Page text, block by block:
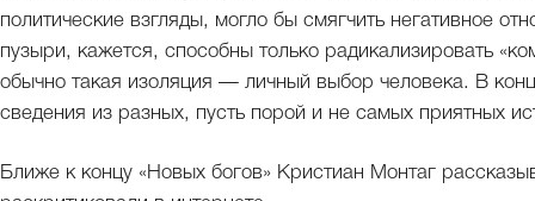
политические взгляды, могло бы смягчить негативное
пузыри, кажется, способны только радикализировать
обычно такая изоляция — личный выбор человека. В
сведения из разных, пусть порой и не самых приятных
Ближе к концу «Новых богов» Кристиан Монтаг